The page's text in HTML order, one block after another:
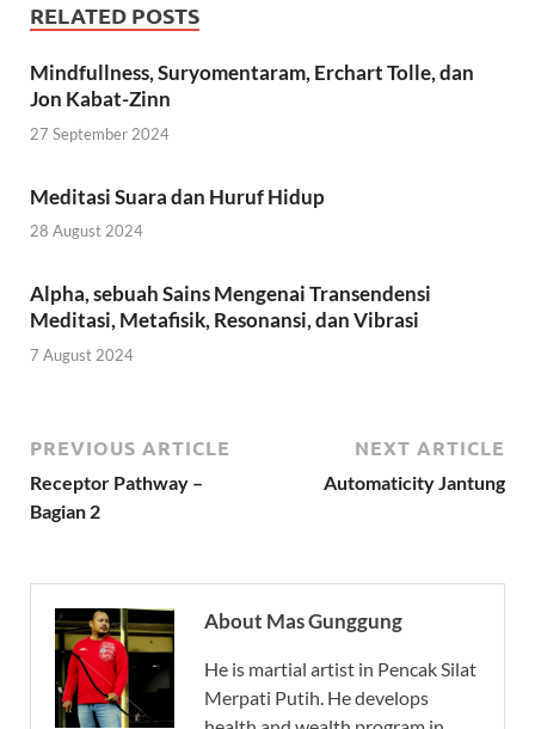
RELATED POSTS
Mindfullness, Suryomentaram, Erchart Tolle, dan
Jon Kabat-Zinn
27 September 2024
Meditasi Suara dan Huruf Hidup
28 August 2024
Alpha, sebuah Sains Mengenai Transendensi
Meditasi, Metafisik, Resonansi, dan Vibrasi
7 August 2024
PREVIOUS ARTICLE
Receptor Pathway –
Bagian 2
NEXT ARTICLE
Automaticity Jantung
About Mas Gunggung
He is martial artist in Pencak Silat
Merpati Putih. He develops